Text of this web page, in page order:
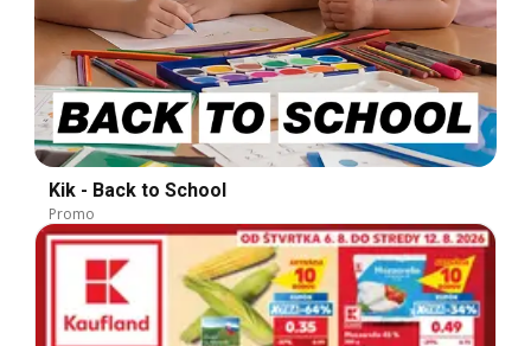
Kik - Back to School
Promo